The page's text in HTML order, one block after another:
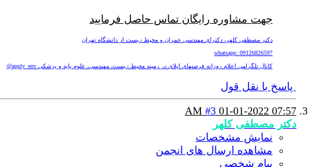
جهت مشاوره رایگان تماس حاصل فرمایید
دکتر مصطفی کلهر، دکترای مهندسی عمران و محیط زیست از دانشگاه تهران
whatsapp: 09126826597
کانال تلگرامی اعلام روزانه فرصتهای اپلای در زمینه محیط زیست، مهندسی، علوم پایه و پزشکی apply_env@
پاسخ با نقل قول
01-01-2022 07:57 AM
#3
دکتر مصطفی کلهر
نمایش مشخصات
مشاهده ارسال های انجمن
پیام شخصی